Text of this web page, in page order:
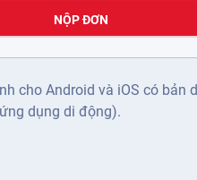
NỘP ĐƠN
cho Android và iOS có bản
dụng di động).